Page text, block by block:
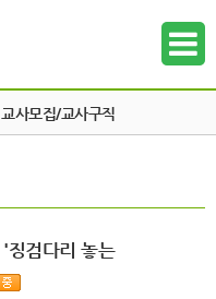
교사모집/교사구직
징검다리 놓는